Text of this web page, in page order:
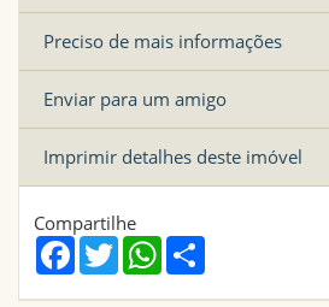
Preciso de mais informações
Enviar para um amigo
Imprimir detalhes deste imóvel
Compartilhe
Facebook
TwitterWhatsApp